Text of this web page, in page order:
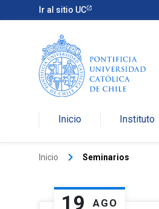
Ir al sitio UC
Inicio Instituto
Inicio keyboard_arrow_right Seminarios
19 AGO